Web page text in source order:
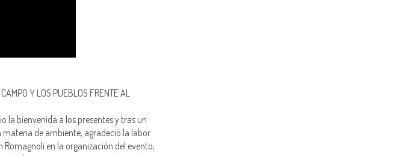
Y LOS PUEBLOS FRENTE AL
la bienvenida a los presentes y tras un
materia de ambiente, agradeció la labor
Romagnoli en la organización del evento,